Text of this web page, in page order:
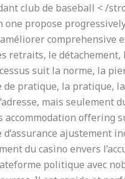
club de baseball < /
one propose
comprehensive
retraits, le
suit la norme, la
de pratique, la pratique,
mais
accommodation
d’assurance
du casino envers
politique avec